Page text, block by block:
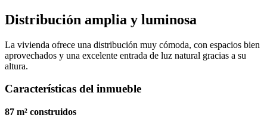
Distribución amplia y luminosa
La vivienda ofrece una distribución muy cómoda, con espacios bien
aprovechados y una excelente entrada de luz natural gracias a su
altura.
Características del inmueble
87 m² construidos